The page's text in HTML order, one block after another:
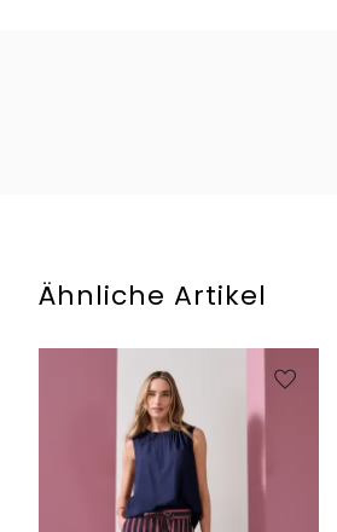
Ähnliche Artikel